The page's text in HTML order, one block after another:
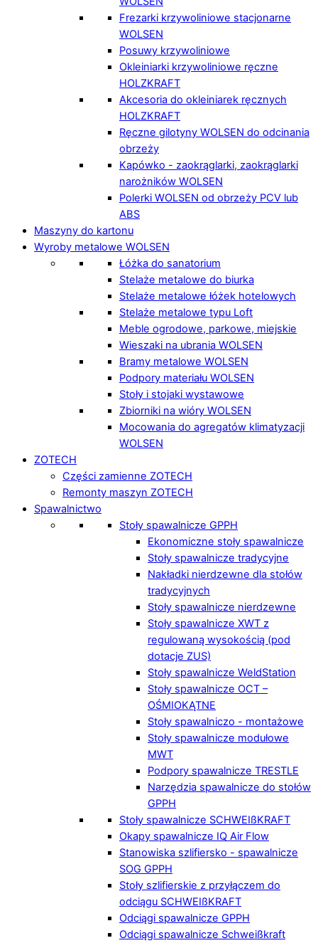
Frezarki krzywoliniowe stacjonarne
WOLSEN
Posuwy krzywoliniowe
Okleiniarki krzywoliniowe ręczne
HOLZKRAFT
Akcesoria do okleiniarek ręcznych
HOLZKRAFT
Ręczne gilotyny WOLSEN do odcinania
obrzeży
Kapówko - zaokrąglarki, zaokrąglarki
narożników WOLSEN
Polerki WOLSEN od obrzeży PCV lub
ABS
Maszyny do kartonu
Wyroby metalowe WOLSEN
Łóżka do sanatorium
Stelaże metalowe do biurka
Stelaże metalowe łóżek hotelowych
Stelaże metalowe typu Loft
Meble ogrodowe, parkowe, miejskie
Wieszaki na ubrania WOLSEN
Bramy metalowe WOLSEN
Podpory materiału WOLSEN
Stoły i stojaki wystawowe
Zbiorniki na wióry WOLSEN
Mocowania do agregatów klimatyzacji
WOLSEN
ZOTECH
Części zamienne ZOTECH
Remonty maszyn ZOTECH
Spawalnictwo
Stoły spawalnicze GPPH
Ekonomiczne stoły spawalnicze
Stoły spawalnicze tradycyjne
Nakładki nierdzewne dla stołów
tradycyjnych
Stoły spawalnicze nierdzewne
Stoły spawalnicze XWT z
regulowaną wysokością (pod
dotacje ZUS)
Stoły spawalnicze WeldStation
Stoły spawalnicze OCT –
OŚMIOKĄTNE
Stoły spawalniczo - montażowe
Stoły spawalnicze modułowe
MWT
Podpory spawalnicze TRESTLE
Narzędzia spawalnicze do stołów
GPPH
Stoły spawalnicze SCHWEIßKRAFT
Okapy spawalnicze IQ Air Flow
Stanowiska szlifiersko - spawalnicze
SOG GPPH
Stoły szlifierskie z przyłączem do
odciągu SCHWEIßKRAFT
Odciągi spawalnicze GPPH
Odciągi spawalnicze Schweißkraft